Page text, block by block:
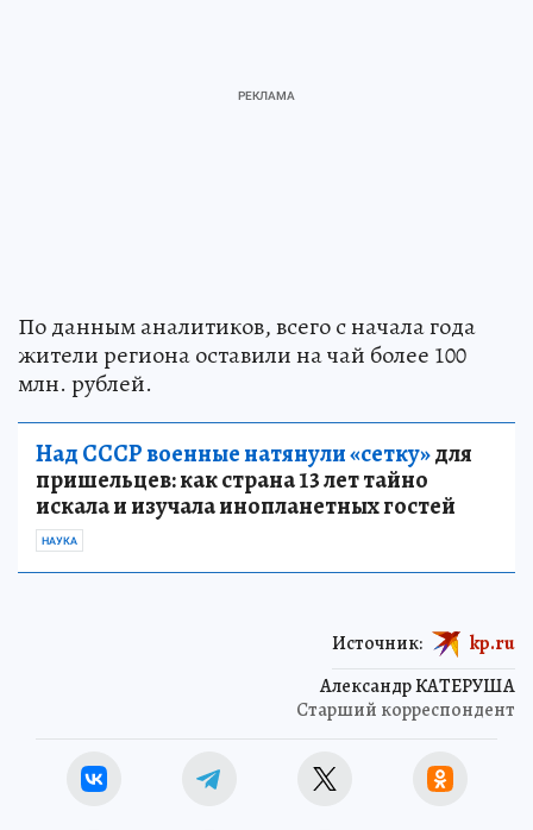
По данным аналитиков, всего с начала года
жители региона оставили на чай более 100
млн. рублей.
Над СССР военные натянули «сетку»для
пришельцев: как страна 13 лет тайно
искала и изучала инопланетных гостей
НАУКА
Александр КАТЕРУША
Старший корреспондент
Источник: kp.ru